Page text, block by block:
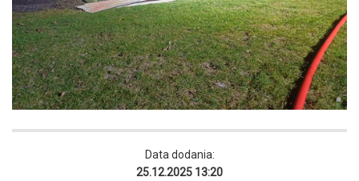
Data dodania:
25.12.2025 13:20